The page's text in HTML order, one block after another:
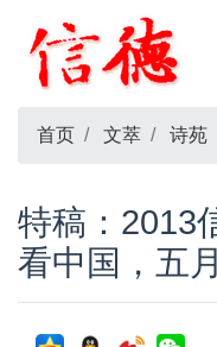
首页 文萃 诗苑
特稿：2013
看中国，五